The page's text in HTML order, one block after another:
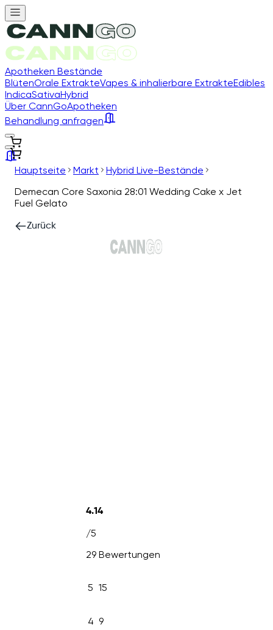
Apotheken Bestände
BlütenOrale ExtrakteVapes & inhalierbare ExtrakteEdibles
IndicaSativaHybrid
Über CannGoApotheken
Behandlung anfragen
Hauptseite Markt
Hybrid Live-Bestände
Demecan Core Saxonia 28:01 Wedding Cake x Jet
Fuel Gelato
Zurück
4.14
/5
29 Bewertungen
5 15
4 9